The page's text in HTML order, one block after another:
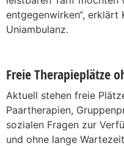
entgegenwirken“, erklärt
Uniambulanz.
Freie Therapieplätze
Aktuell stehen freie
Paartherapien,
sozialen Fragen zur
und ohne lange